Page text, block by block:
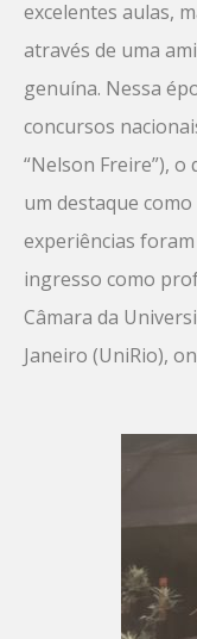
excelentes aulas,
através de uma
genuína. Nessa
concursos
“Nelson Freire”),
um destaque
experiências
ingresso como
Câmara da
Janeiro (UniRio),